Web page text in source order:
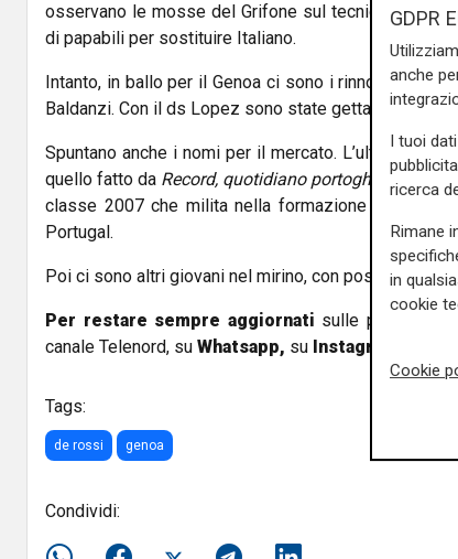
osservano le mosse del Grifone sul tecnico, anche
di papabili per sostituire Italiano.
Intanto, in ballo per il Genoa ci sono i rinnovi di
Baldanzi. Con il ds Lopez sono state gettate le basi.
Spuntano anche i nomi per il mercato. L’ultimo
quello fatto da Record, quotidiano portoghese : si
classe 2007 che milita nella formazione B e
Portugal.
Poi ci sono altri giovani nel mirino, con possibili
Per restare sempre aggiornati sulle principali
canale Telenord, su Whatsapp, su Instagram
Tags:
de rossi genoa
Condividi:
GDPR
anche
I tuoi
ricerca
Rimane
in
cookie
Cookie